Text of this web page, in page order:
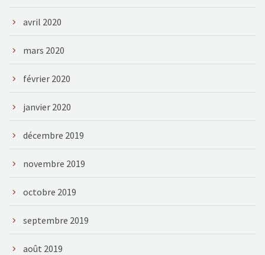
avril 2020
mars 2020
février 2020
janvier 2020
décembre 2019
novembre 2019
octobre 2019
septembre 2019
août 2019